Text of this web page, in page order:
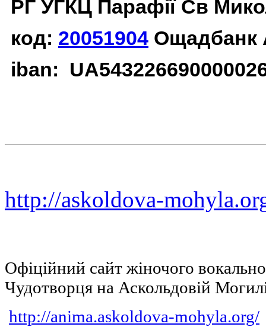
РГ УГКЦ Парафії Св
код: 20051904 Ощадбанк
iban:
http://askoldova-
Офіційний сайт жіночого
Чудотворця на Аскольдовій
http://anima.askoldova-mohyla.org/